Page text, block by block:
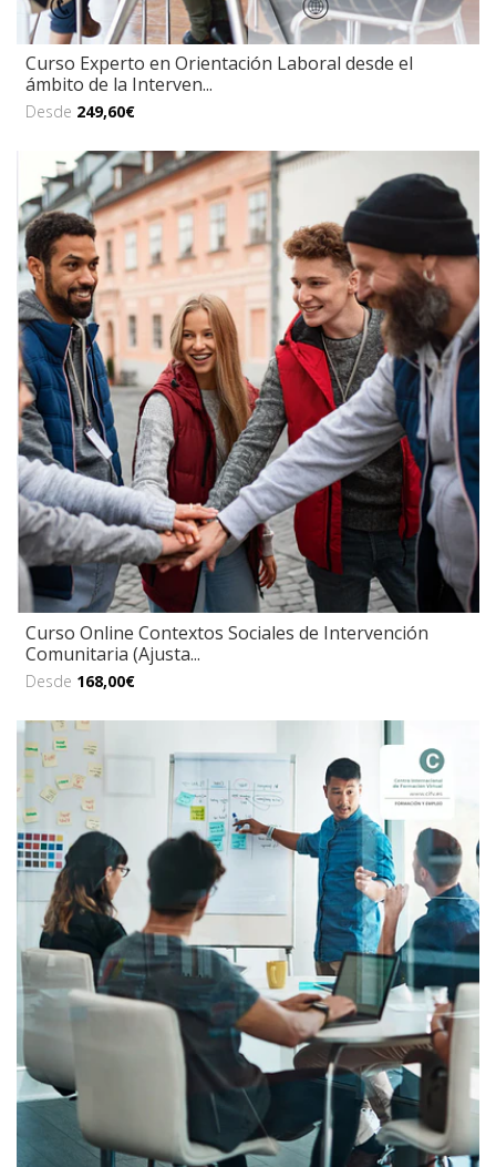
Curso Experto en Orientación Laboral desde el
ámbito de la Interven...
Desde 249,60€
Curso Online Contextos Sociales de Intervención
Comunitaria (Ajusta...
Desde 168,00€